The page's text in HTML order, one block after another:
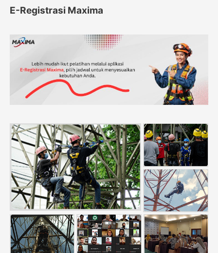
E-Registrasi Maxima